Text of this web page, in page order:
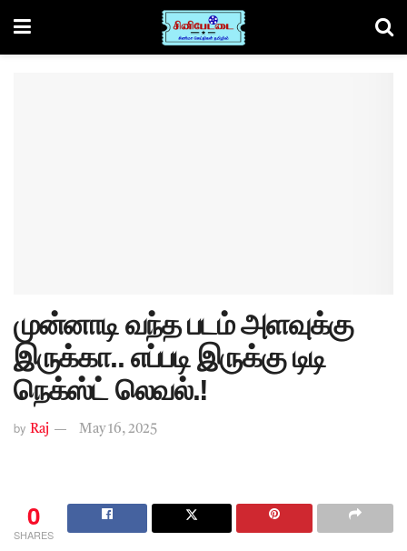
முன்னாடி வந்த படம் அளவுக்கு
இருக்கா.. எப்படி இருக்கு டிடி
நெக்ஸ்ட் லெவல்.!
by Raj May 16, 2025
0
SHARES